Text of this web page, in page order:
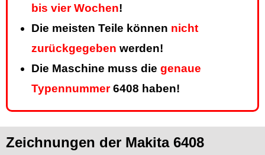
bis vier Wochen!
Die meisten Teile können nicht
zurückgegeben werden!
Die Maschine muss die genaue
Typennummer6408 haben!
Zeichnungen der Makita 6408